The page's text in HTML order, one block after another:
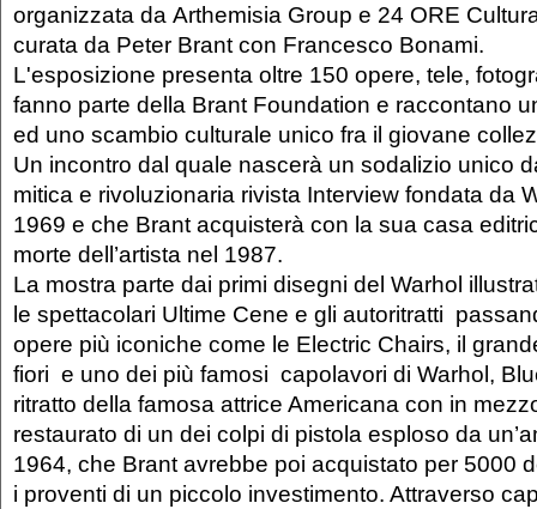
organizzata da Arthemisia Group e 24 ORE
curata da Peter Brant con Francesco Bonami.
L'esposizione presenta oltre 150 opere, tele,
fanno parte della Brant Foundation e raccontano
ed uno scambio culturale unico fra il giovane
Un incontro dal quale nascerà un sodalizio unico
mitica e rivoluzionaria rivista Interview fondata da
1969 e che Brant acquisterà con la sua casa
morte dell’artista nel 1987.
La mostra parte dai primi disegni del Warhol
le spettacolari Ultime Cene e gli autoritratti
opere più iconiche come le Electric Chairs, il
fiori e uno dei più famosi capolavori di Warhol,
ritratto della famosa attrice Americana con in
restaurato di un dei colpi di pistola esploso da
1964, che Brant avrebbe poi acquistato per 5000
i proventi di un piccolo investimento. Attraverso